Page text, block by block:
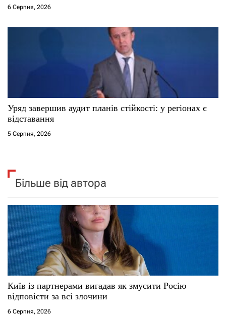
6 Серпня, 2026
Уряд завершив аудит планів стійкості: у регіонах є
відставання
5 Серпня, 2026
Більше від автора
Київ із партнерами вигадав як змусити Росію
відповісти за всі злочини
6 Серпня, 2026